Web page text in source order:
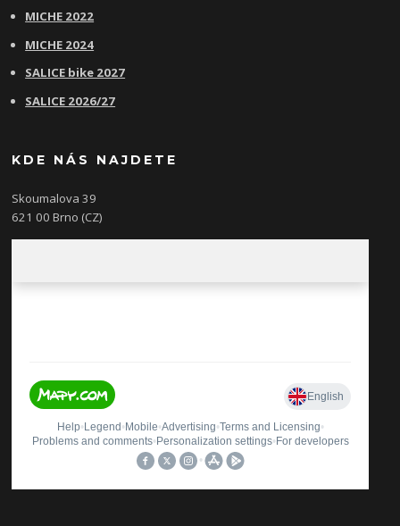
MICHE 2022
MICHE 2024
SALICE bike 2027
SALICE 2026/27
KDE NÁS NAJDETE
Skoumalova 39
621 00 Brno (CZ)